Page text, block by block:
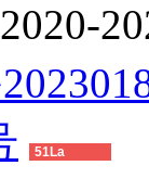
51La